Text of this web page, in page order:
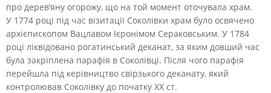
про дерев’яну огорожу, що на той момент оточувала храм.
У 1774 році під час візитації Соколівки храм було освячено
архієпископом Вацлавом Ієронімом Сераковським. У 1784
році ліквідовано рогатинський деканат, за яким довший час
була закріплена парафія в Соколівці. Після чого парафія
перейшла під керівництво свірзького деканату, який
контролював Соколівку до початку ХХ ст.